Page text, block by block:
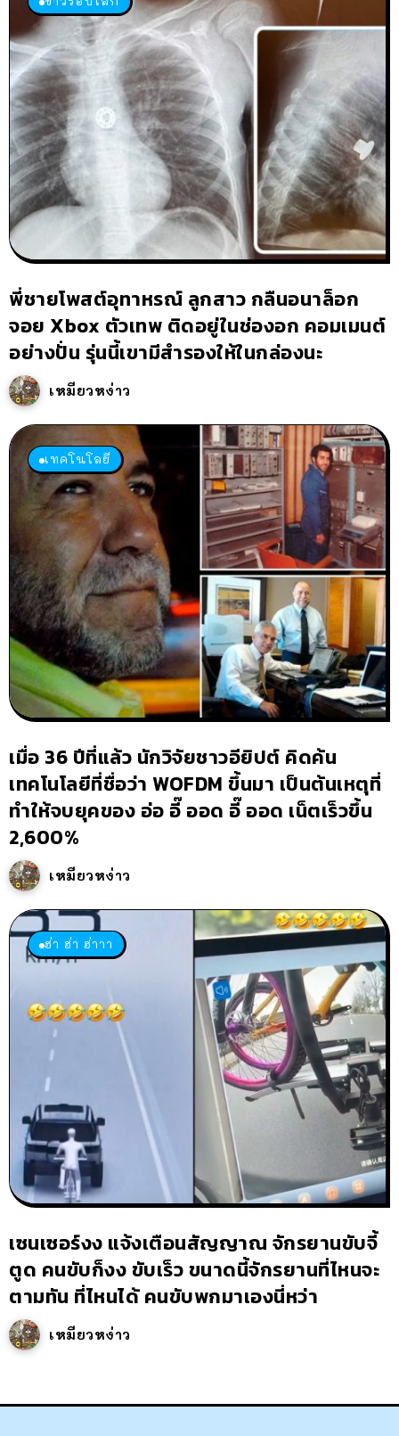
พี่ชายโพสต์อุทาหรณ์ ลูกสาว กลืนอนาล็อก
จอย Xbox ตัวเทพ ติดอยู่ในช่องอก คอมเมนต์
อย่างปั่น รุ่นนี้เขามีสำรองให้ในกล่องนะ
เหมียวหง่าว
เทคโนโลยี
เมื่อ 36 ปีที่แล้ว นักวิจัยชาวอียิปต์ คิดค้น
เทคโนโลยีที่ชื่อว่า WOFDM ขึ้นมา เป็นต้นเหตุที่
ทำให้จบยุคของ อ่อ อี๊ ออด อี๊ ออด เน็ตเร็วขึ้น
2,600%
เหมียวหง่าว
ฮ่า ฮ่า ฮ่าาา
เซนเซอร์งง แจ้งเตือนสัญญาณ จักรยานขับจี้
ตูด คนขับก็งง ขับเร็ว ขนาดนี้จักรยานที่ไหนจะ
ตามทัน ที่ไหนได้ คนขับพกมาเองนี่หว่า
เหมียวหง่าว